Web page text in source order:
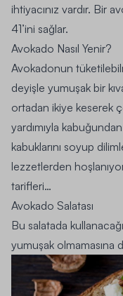
ihtiyacınız vardır. Bir
41’ini sağlar.
Avokado Nasıl Yenir?
Avokadonun
deyişle yumuşak bir
ortadan ikiye keserek
yardımıyla
kabuklarını soyup
lezzetlerden
tarifleri…
Avokado Salatası
Bu salatada
yumuşak olmamasına